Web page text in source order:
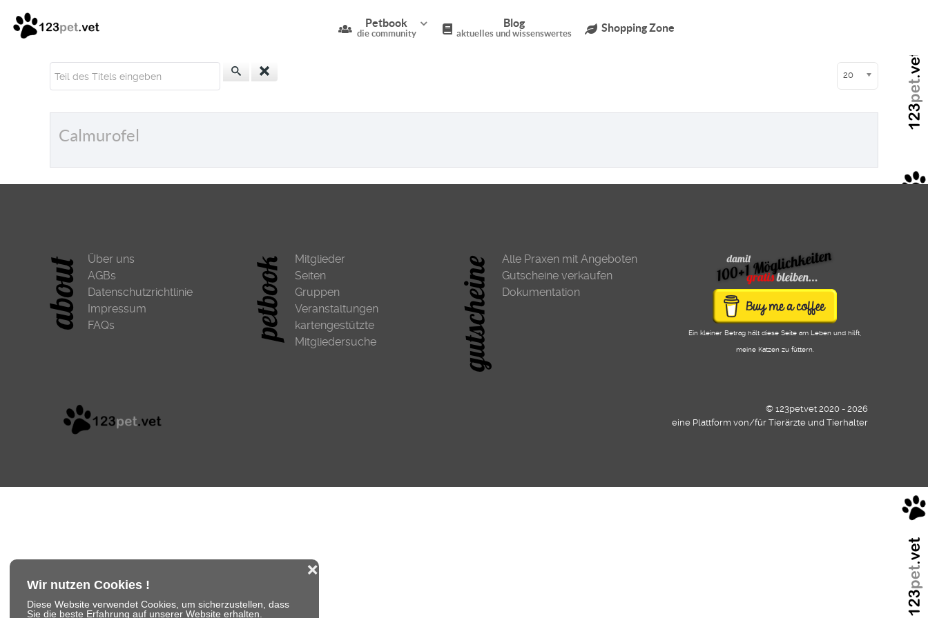
Wir nutzen Cookies !
Diese Website verwendet Cookies, um sicherzustellen, dass
Sie die beste Erfahrung auf unserer Website erhalten.
❌
Petbook
die community
Blog
aktuelles und wissenswertes Shopping Zone
Teil des Titels eingeben Anzeige #
20
Calmurofel
Über uns
AGBs
Datenschutzrichtlinie
Impressum
FAQs
Mitglieder
Seiten
Gruppen
Veranstaltungen
kartengestützte
Mitgliedersuche
Alle Praxen mit Angeboten
Gutscheine verkaufen
Dokumentation
Ein kleiner Betrag hält diese Seite am Leben und hilft,
meine Katzen zu füttern.
© 123pet.vet 2020 - 2026
eine Plattform von/für Tierärzte und Tierhalter